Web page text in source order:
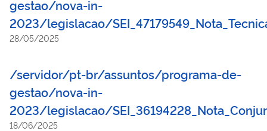
gestao/nova-in-
2023/legislacao/
28/05/2025
/servidor/pt-br/assuntos/programa-de-
gestao/nova-in-
2023/legislacao/
18/06/2025